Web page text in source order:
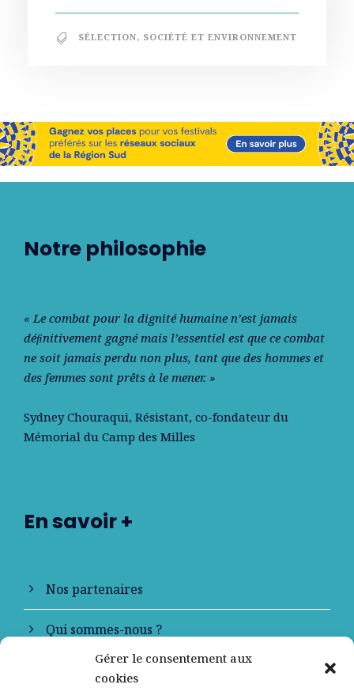
Gérer le consentement aux
cookies
SÉLECTION, SOCIÉTÉ ET ENVIRONNEMENT
Notre philosophie
« Le combat pour la dignité humaine n’est jamais
déﬁnitivement gagné mais l’essentiel est que ce combat
ne soit jamais perdu non plus, tant que des hommes et
des femmes sont prêts à le mener. »
Sydney Chouraqui, Résistant, co-fondateur du
Mémorial du Camp des Milles
En savoir +
Nos partenaires
Qui sommes-nous ?
Contactez-nous